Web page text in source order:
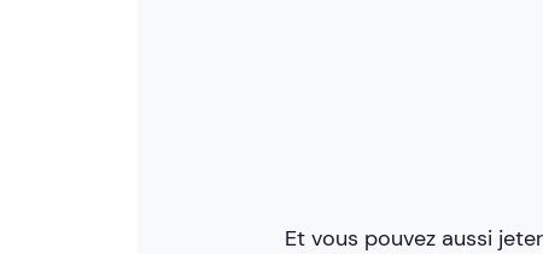
Et vous pouvez aussi